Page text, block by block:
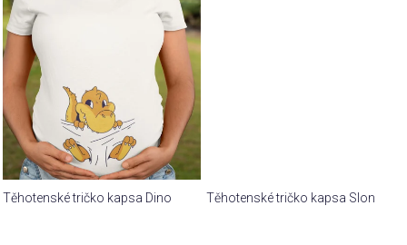
Těhotenské tričko kapsa Dino Těhotenské tričko kapsa Slon